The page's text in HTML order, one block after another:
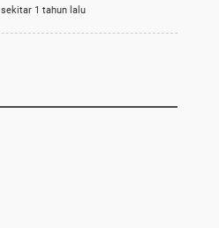
hingga Menjadi Rapper Top
10 Thailand
sekitar 1 tahun lalu